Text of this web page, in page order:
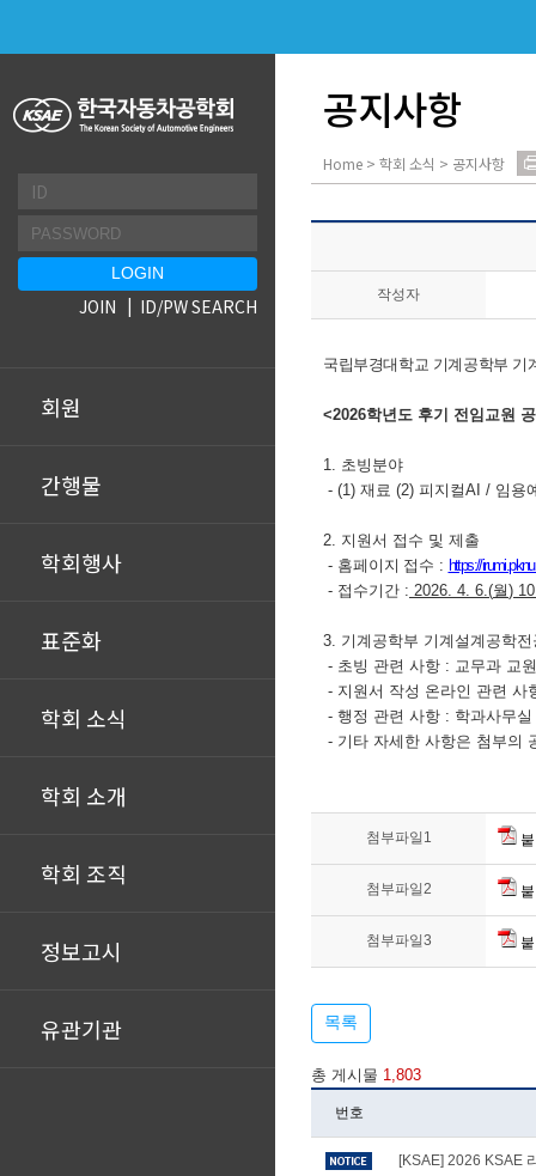
회원
간행물
학회행사
표준화
학회 소식
학회 소개
학회 조직
정보고시
유관기관
JOIN ID/PW SEARCH
공지사항
Home > 학회 소식 > 공지사항
작성자
국립부경대학교 기계공학부
<2026학년도 후기 전임교원
1. 초빙 분야
- (1) 재료 (2) 피지컬AI / 임용
2. 지원서 접수 및 제출
- 홈페이지 접수 : https://
- 접수기간 : 2026. 4. 6.(월)
3. 기계공학부 기계설계공학
- 초빙 관련 사항 : 교무과 교
- 지원서 작성 온라인 관련 사
- 행정 관련 사항 : 학과사무실
- 기타 자세한 사항은 첨부의
첨부파일1
첨부파일2
첨부파일3
목록
총 게시물 1,803
번호
[KSAE] 2026 KSAE